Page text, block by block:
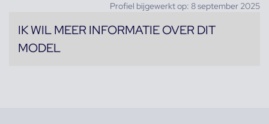
Profiel bijgewerkt op: 8 september 2025
IK WIL MEER INFORMATIE OVER DIT
MODEL